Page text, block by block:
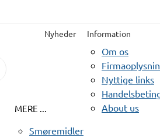
Nyheder Information
Om os
Nyttige links
About us
MERE ...
Smøremidler